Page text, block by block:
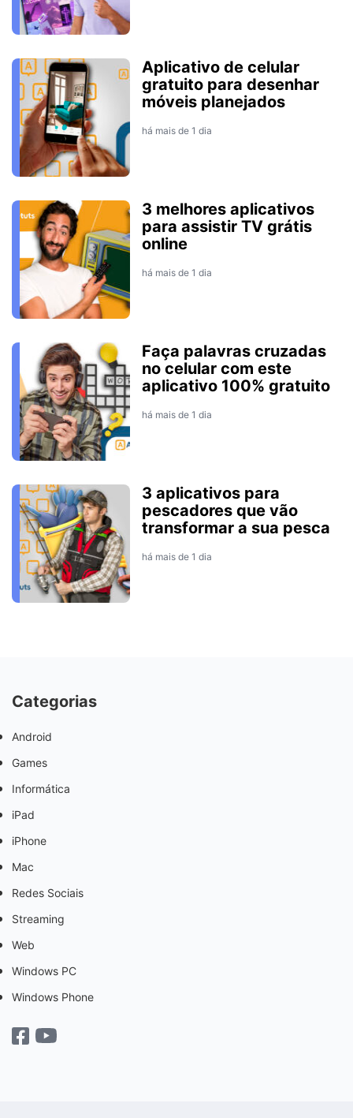
Aplicativo de celular
gratuito para desenhar
móveis planejados
há mais de 1 dia
3 melhores aplicativos
para assistir TV grátis
online
há mais de 1 dia
Faça palavras cruzadas
no celular com este
aplicativo 100% gratuito
há mais de 1 dia
3 aplicativos para
pescadores que vão
transformar a sua pesca
há mais de 1 dia
Categorias
Android
Games
Informática
iPad
iPhone
Mac
Redes Sociais
Streaming
Web
Windows PC
Windows Phone